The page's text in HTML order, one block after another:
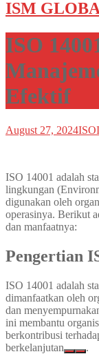
ISM
ISO
Efektif
August 27, 2024ISO
ISO 14001 adalah
lingkungan
digunakan oleh
operasinya. Berikut
dan manfaatnya:
Pengertian
ISO 14001 adalah
dimanfaatkan oleh
dan
ini membantu
berkontribusi
berkelanjutan
.